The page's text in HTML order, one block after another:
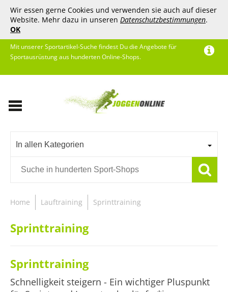
Wir essen gerne Cookies und verwenden sie auch auf dieser
Website. Mehr dazu in unseren Datenschutzbestimmungen.
OK
Mit unserer Sportartikel-Suche findest Du die Angebote für
Sportausrüstung aus hunderten Online-Shops.
In allen Kategorien
Home Lauftraining Sprinttraining
Sprinttraining
Sprinttraining
Schnelligkeit steigern - Ein wichtiger Pluspunkt